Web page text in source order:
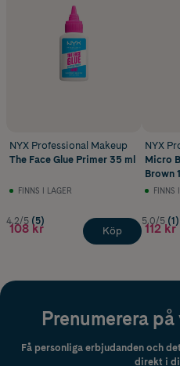
NYX Professional Makeup
The Face Glue Primer 35 ml
FINNS I LAGER
4.2/5 (5)
108 kr Köp
NYX
Micro
Brown
FINNS
5.0/5 (1)
112 kr
Prenumerera
Få personliga erbjudanden och
direkt i